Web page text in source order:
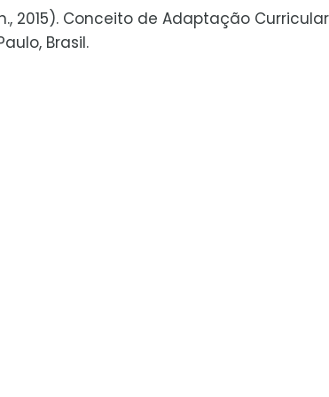
2015). Conceito de Adaptação
Brasil.